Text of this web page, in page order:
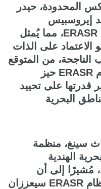
المحدودة، حيدر
إيروسبيس
المحدودة، ناجبور، إنتاج نظام ERASR، مما يُمثل
الاعتماد على الذات
الناجحة، من المتوقع
أن تُدخل البحرية الهندية نظام ERASR حيز
قدرتها على تحييد
البحرية
سينغ، منظمة
الهندية
مُشيرًا إلى أن
التطوير والاختبار الناجحين لنظام ERASR سيعززان